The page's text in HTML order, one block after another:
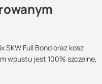
Full Bond oraz kosz
wpustu jest 100% szczelne,
POBIERZ